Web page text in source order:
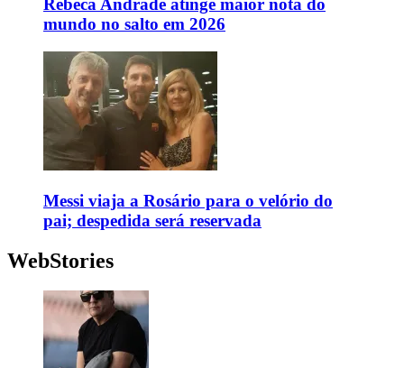
Rebeca Andrade atinge maior nota do
mundo no salto em 2026
Messi viaja a Rosário para o velório do
pai; despedida será reservada
WebStories